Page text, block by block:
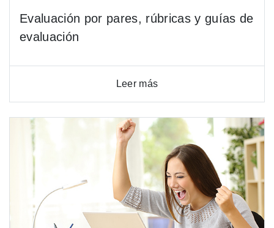
Evaluación por pares, rúbricas y guías de
evaluación
Leer más